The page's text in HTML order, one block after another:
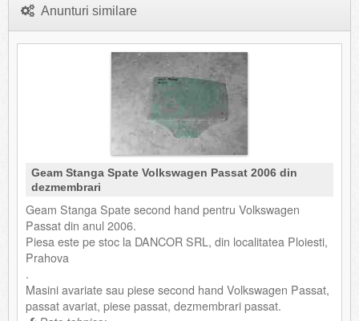
Anunturi similare
Geam Stanga Spate Volkswagen Passat 2006 din
dezmembrari
Geam Stanga Spate second hand pentru Volkswagen
Passat din anul 2006.
Piesa este pe stoc la DANCOR SRL, din localitatea Ploiesti,
Prahova
.
Masini avariate sau piese second hand Volkswagen Passat,
passat avariat, piese passat, dezmembrari passat.